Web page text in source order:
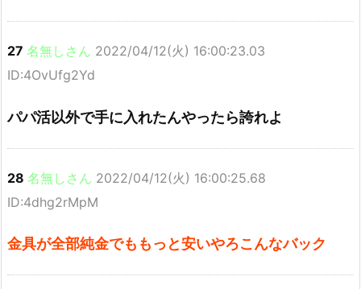
27 名無しさん 2022/04/12(火) 16:00:23.03
ID:4OvUfg2Yd
パパ活以外で手に入れたんやったら誇れよ
28 名無しさん 2022/04/12(火) 16:00:25.68
ID:4dhg2rMpM
金具が全部純金でももっと安いやろこんなバック